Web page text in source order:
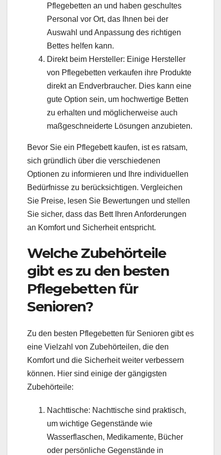
Pflegebetten an und haben geschultes
Personal vor Ort, das Ihnen bei der
Auswahl und Anpassung des richtigen
Bettes helfen kann.
Direkt beim Hersteller: Einige Hersteller
von Pflegebetten verkaufen ihre Produkte
direkt an Endverbraucher. Dies kann eine
gute Option sein, um hochwertige Betten
zu erhalten und möglicherweise auch
maßgeschneiderte Lösungen anzubieten.
Bevor Sie ein Pflegebett kaufen, ist es ratsam,
sich gründlich über die verschiedenen
Optionen zu informieren und Ihre individuellen
Bedürfnisse zu berücksichtigen. Vergleichen
Sie Preise, lesen Sie Bewertungen und stellen
Sie sicher, dass das Bett Ihren Anforderungen
an Komfort und Sicherheit entspricht.
Welche Zubehörteile
gibt es zu den besten
Pflegebetten für
Senioren?
Zu den besten Pflegebetten für Senioren gibt es
eine Vielzahl von Zubehörteilen, die den
Komfort und die Sicherheit weiter verbessern
können. Hier sind einige der gängigsten
Zubehörteile:
Nachttische: Nachttische sind praktisch,
um wichtige Gegenstände wie
Wasserflaschen, Medikamente, Bücher
oder persönliche Gegenstände in